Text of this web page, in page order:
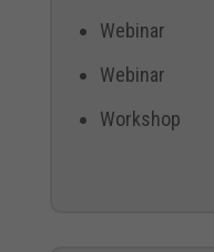
Webinar
Webinar
Workshop